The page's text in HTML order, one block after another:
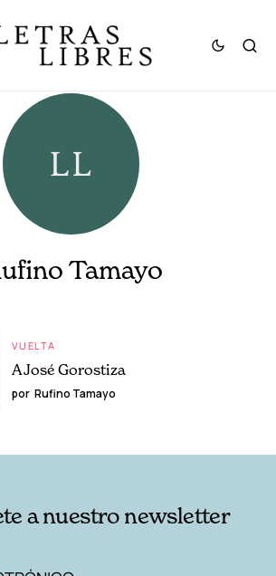
Tamayo
VUELTA
A José Gorostiza
por Rufino Tamayo
a nuestro newsletter